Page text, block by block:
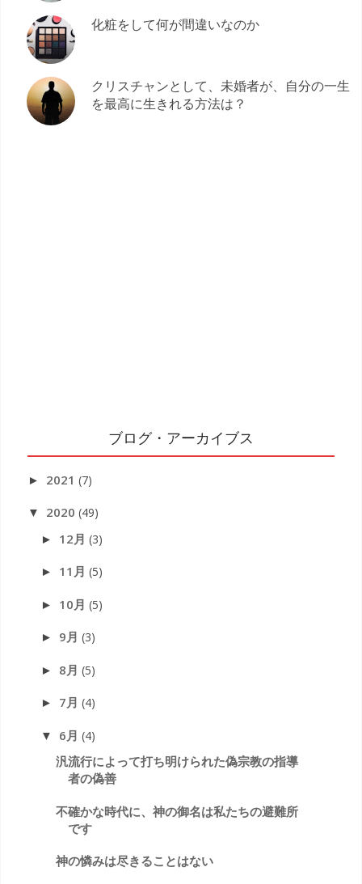
化粧をして何が間違いなのか
クリスチャンとして、未婚者が、自分の一生
を最高に生きれる方法は？
ブログ・アーカイブス
► 2021 (7)
▼ 2020 (49)
► 12月(3)
► 11月(5)
► 10月(5)
► 9月(3)
► 8月(5)
► 7月(4)
▼ 6月(4)
汎流行によって打ち明けられた偽宗教の指導
者の偽善
不確かな時代に、神の御名は私たちの避難所
です
神の憐みは尽きることはない